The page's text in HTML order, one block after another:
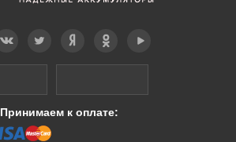
Принимаем к оплате: